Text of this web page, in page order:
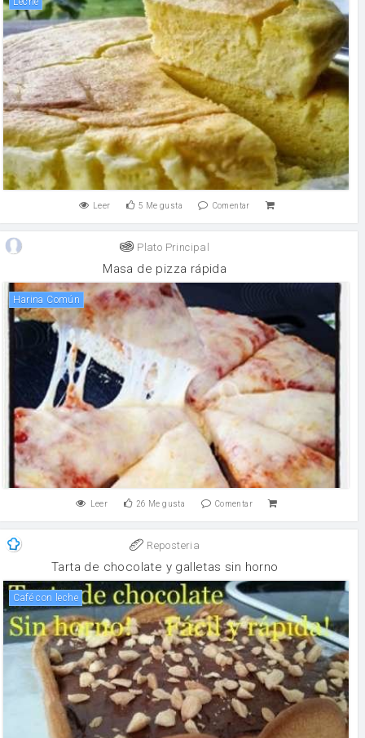
Leer 5 Me gusta Comentar
Plato Principal
Masa de pizza rápida
Harina Común
Leer 26 Me gusta Comentar
Reposteria
Tarta de chocolate y galletas sin horno
Café con leche